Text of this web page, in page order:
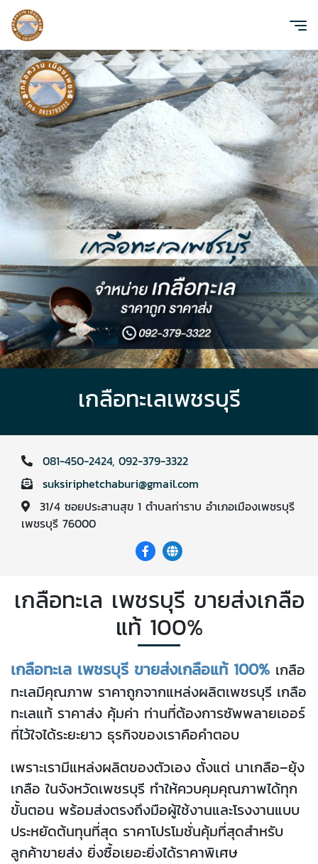
เกลือทะเลเพชรบุรี
081-450-2424, 092-379-3322
suksiriphetchaburi@gmail.com
31/4 ซอยประสานสุข 1 ตำบลท่าราบ อำเภอเมืองเพชรบุรี
เพชรบุรี 76000
เกลือทะเล เพชรบุรี ขายส่งเกลือ
แท้ 100%
เกลือทะเล เพชรบุรี ขายส่งเกลือแท้ 100% เกลือ
ทะเลมีคุณภาพ ราคาถูกจากแหล่งผลิตเพชรบุรี เกลือ
ทะเลแท้ ราคาส่ง คุ้มค่า ท่านที่ต้องการซัพพลายเออร์
ที่ไว้ใจได้ระยะยาว ธุรกิจของเราคือคำตอบ
เพราะเรามีแหล่งผลิตของตัวเอง ตั้งแต่ นาเกลือ–ยุ้ง
เกลือ ในจังหวัดเพชรบุรี ทำให้ควบคุมคุณภาพได้ทุก
ขั้นตอน พร้อมส่งตรงถึงมือผู้ใช้งานและโรงงานแบบ
ประหยัดต้นทุนที่สุด ราคาโปรโมชั่นคุ้มที่สุดสำหรับ
ลูกค้าขายส่ง ยิ่งซื้อเยอะยิ่งได้ราคาพิเศษ